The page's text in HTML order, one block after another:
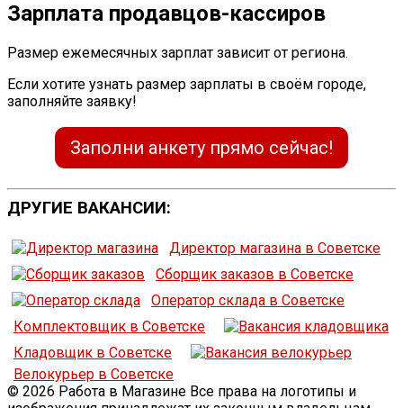
Зарплата продавцов-кассиров
Размер ежемесячных зарплат зависит от региона.
Если хотите узнать размер зарплаты в своём городе,
заполняйте заявку!
Заполни анкету прямо сейчас!
ДРУГИЕ ВАКАНСИИ:
Директор магазина в Советске
Сборщик заказов в Советске
Оператор склада в Советске
Комплектовщик в Советске
Кладовщик в Советске
Велокурьер в Советске
© 2026 Работа в Магазине Все права на логотипы и